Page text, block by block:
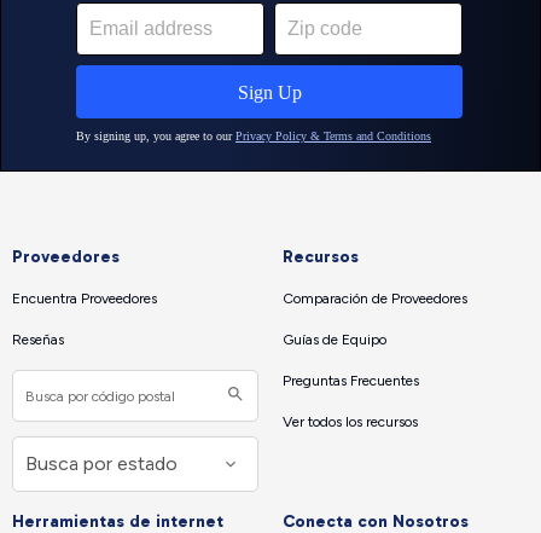
Proveedores
Encuentra Proveedores
Reseñas
Recursos
Comparación de Proveedores
Guías de Equipo
Preguntas Frecuentes
Ver todos los recursos
Herramientas de internet Conecta con Nosotros